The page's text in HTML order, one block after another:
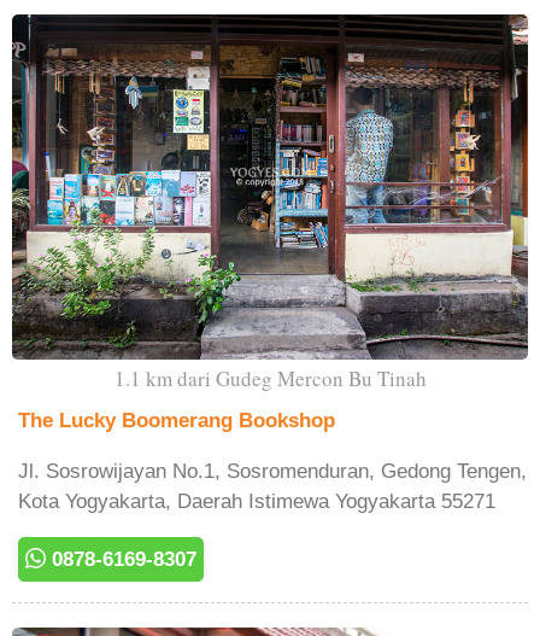
1.1 km dari Gudeg Mercon Bu Tinah
The Lucky Boomerang Bookshop
Jl. Sosrowijayan No.1, Sosromenduran, Gedong Tengen,
Kota Yogyakarta, Daerah Istimewa Yogyakarta 55271
0878-6169-8307